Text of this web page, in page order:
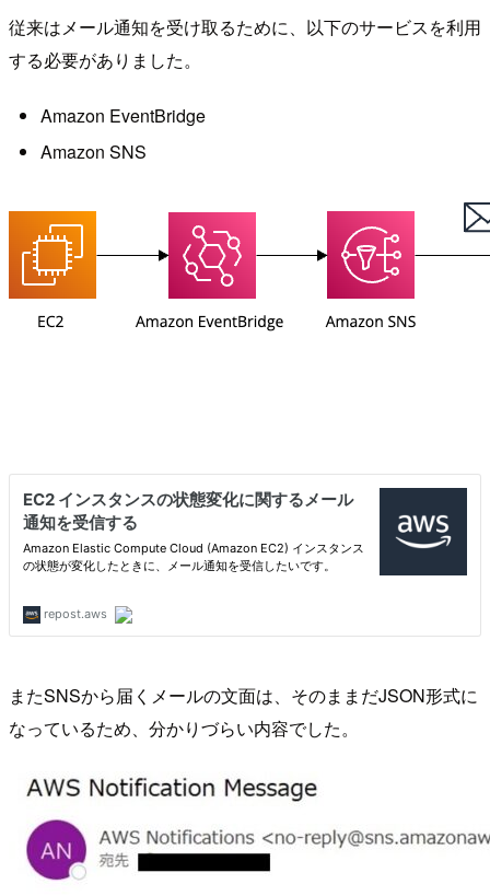
従来はメール通知を受け取るために、以下のサービスを利用
する必要がありました。
Amazon EventBridge
Amazon SNS
またSNSから届くメールの文面は、そのままだJSON形式に
なっているため、分かりづらい内容でした。